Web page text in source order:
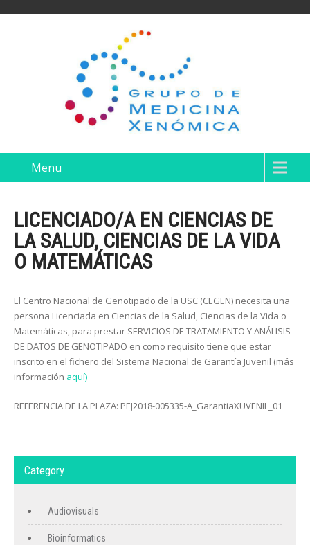
Menu
LICENCIADO/A EN CIENCIAS DE
LA SALUD, CIENCIAS DE LA VIDA
O MATEMÁTICAS
El Centro Nacional de Genotipado de la USC (CEGEN) necesita una
persona Licenciada en Ciencias de la Salud, Ciencias de la Vida o
Matemáticas, para prestar SERVICIOS DE TRATAMIENTO Y ANÁLISIS
DE DATOS DE GENOTIPADO en como requisito tiene que estar
inscrito en el fichero del Sistema Nacional de Garantía Juvenil (más
información aquí)
REFERENCIA DE LA PLAZA: PEJ2018-005335-A_GarantiaXUVENIL_01
Category
Audiovisuals
Bioinformatics